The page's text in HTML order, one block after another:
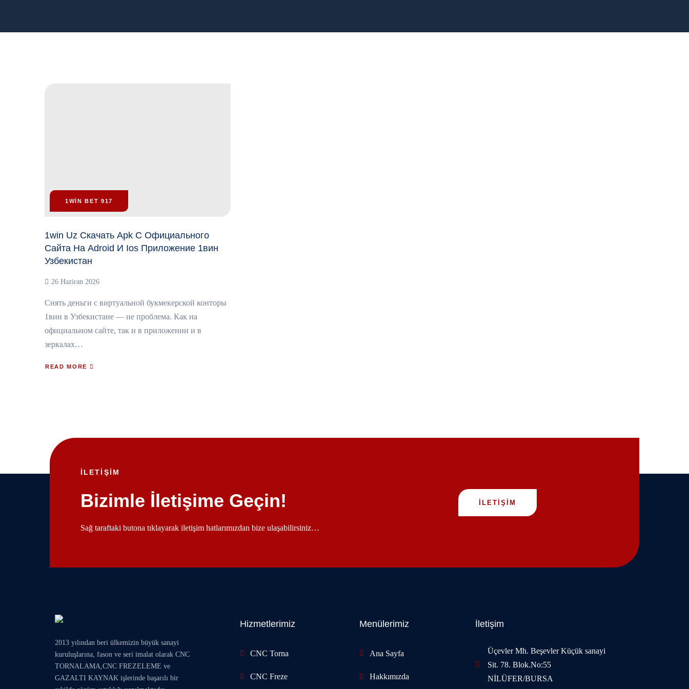
1WIN BET 917
1win Uz Скачать Apk C Официального
Сайта На Adroid И Ios Приложение 1вин
Узбекистан
26 Haziran 2026
Снять деньги с виртуальной букмекерской конторы
1вин в Узбекистане — не проблема. Как на
официальном сайте, так и в приложении и в
зеркалах…
READ MORE
İLETİŞİM
Bizimle İletişime Geçin!
Sağ taraftaki butona tıklayarak iletişim hatlarımızdan bize ulaşabilirsiniz…
İLETİŞİM
2013 yılından beri ülkemizin büyük sanayi
kuruluşlarına, fason ve seri imalat olarak CNC
TORNALAMA,CNC FREZELEME ve
GAZALTI KAYNAK işlerinde başarılı bir
Hizmetlerimiz
CNC Torna
CNC Freze
Menülerimiz
Ana Sayfa
Hakkımızda
İletişim
Üçevler Mh. Beşevler Küçük sanayi
Sit. 78. Blok.No:55
NİLÜFER/BURSA